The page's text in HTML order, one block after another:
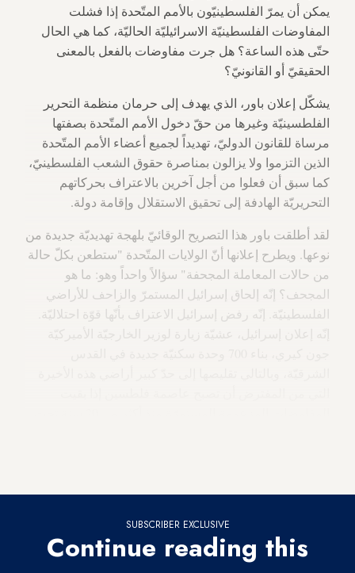
يمكن أن يمرّ الفلسطينيّون بالأمم المتّحدة إذا فشلت
المفاوضات الفلسطينيّة الاسرائيليّة الحاليّة، كما هي الحال
حتّى هذه الساعة؟ هل جرت مفاوضات بالفعل بالمعنى
الحقيقيّ أو القانونيّ؟
يشكّل إعلان باور، الذي يهدف إلى حرمان منظمة التحرير
الفلطسينيّة وغيرها من حقّ دخول الأمم المتّحدة بصفتها
مرساة للقانون الدوليّ، تهديداً لجميع أعضاء الأمم المتّحدة
الذين التزموا ولا يزالون بمناصرة حقوق الشعب الفلسطينيّ،
كما سبق أن فعلوا من أجل آخرين بالاعتراف بحركاتهم
التحريريّة الهادفة إلى تحقيق الاستقلال وإقامة دولة.
لقد أطلقت باور هذا التصريح الوقائيّ بلهجة تهديديّة جديدة من
نوعها. ويطرح إعلانها أنّ الولايات المتّحدة "ستطعن بكلّ حالة
من حالات المعاملة المجحفة" سؤالاً واحداً وهو: ما هو
المجحف؟ إنّه إلحاق إسرائيل المستمرّ والزاحف للأراضي
الفلسطينيّة. إنّه رفض إسرائيل الاعتراف بأنّها قوّة احتلاليّة.
SUBSCRIBER EXCLUSIVE
Continue reading this